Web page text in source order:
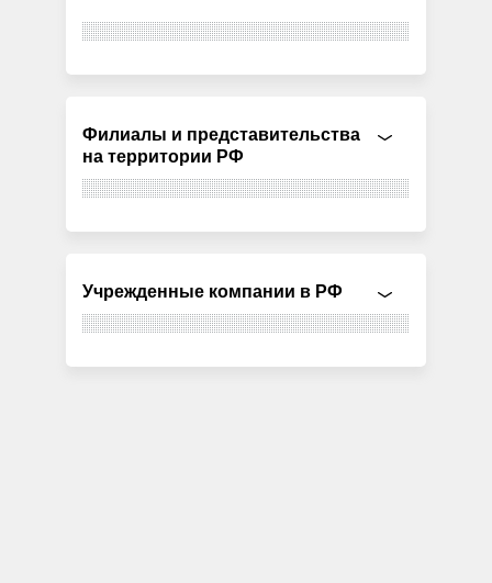
Филиалы и представительства
на территории РФ
Учрежденные компании в РФ